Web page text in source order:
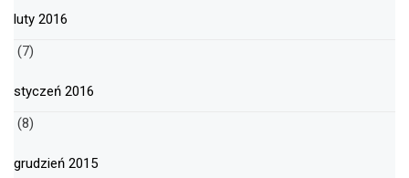
luty 2016
(7)
styczeń 2016
(8)
grudzień 2015